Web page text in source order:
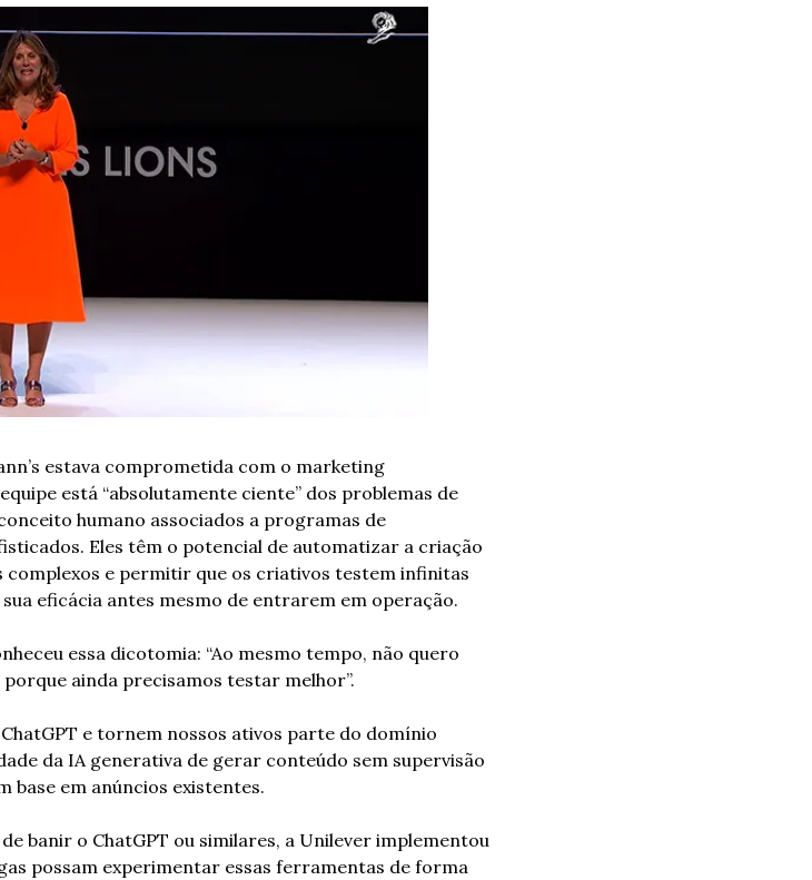
estava comprometida com o marketing
está “absolutamente ciente” dos problemas de
humano associados a programas de
Eles têm o potencial de automatizar a criação
e permitir que os criativos testem infinitas
eficácia antes mesmo de entrarem em operação.
essa dicotomia: “Ao mesmo tempo, não quero
ainda precisamos testar melhor”.
e tornem nossos ativos parte do domínio
da IA generativa de gerar conteúdo sem supervisão
base em anúncios existentes.
banir o ChatGPT ou similares, a Unilever implementou
possam experimentar essas ferramentas de forma